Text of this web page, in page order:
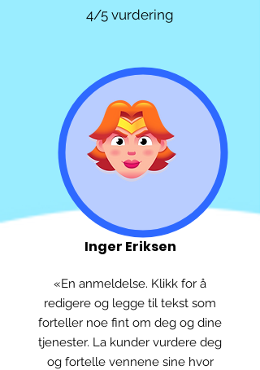
4/5 vurdering
Inger Eriksen
«En anmeldelse. Klikk for å
redigere og legge til tekst som
forteller noe fint om deg og dine
tjenester. La kunder vurdere deg
og fortelle vennene sine hvor